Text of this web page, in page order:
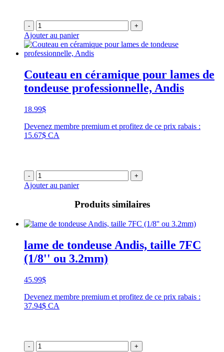
- +
Ajouter au panier
Couteau en céramique pour lames de
tondeuse professionnelle, Andis
18.99$
Devenez membre premium et profitez de ce prix rabais :
15.67$ CA
- +
Ajouter au panier
Produits similaires
lame de tondeuse Andis, taille 7FC
(1/8'' ou 3.2mm)
45.99$
Devenez membre premium et profitez de ce prix rabais :
37.94$ CA
- +